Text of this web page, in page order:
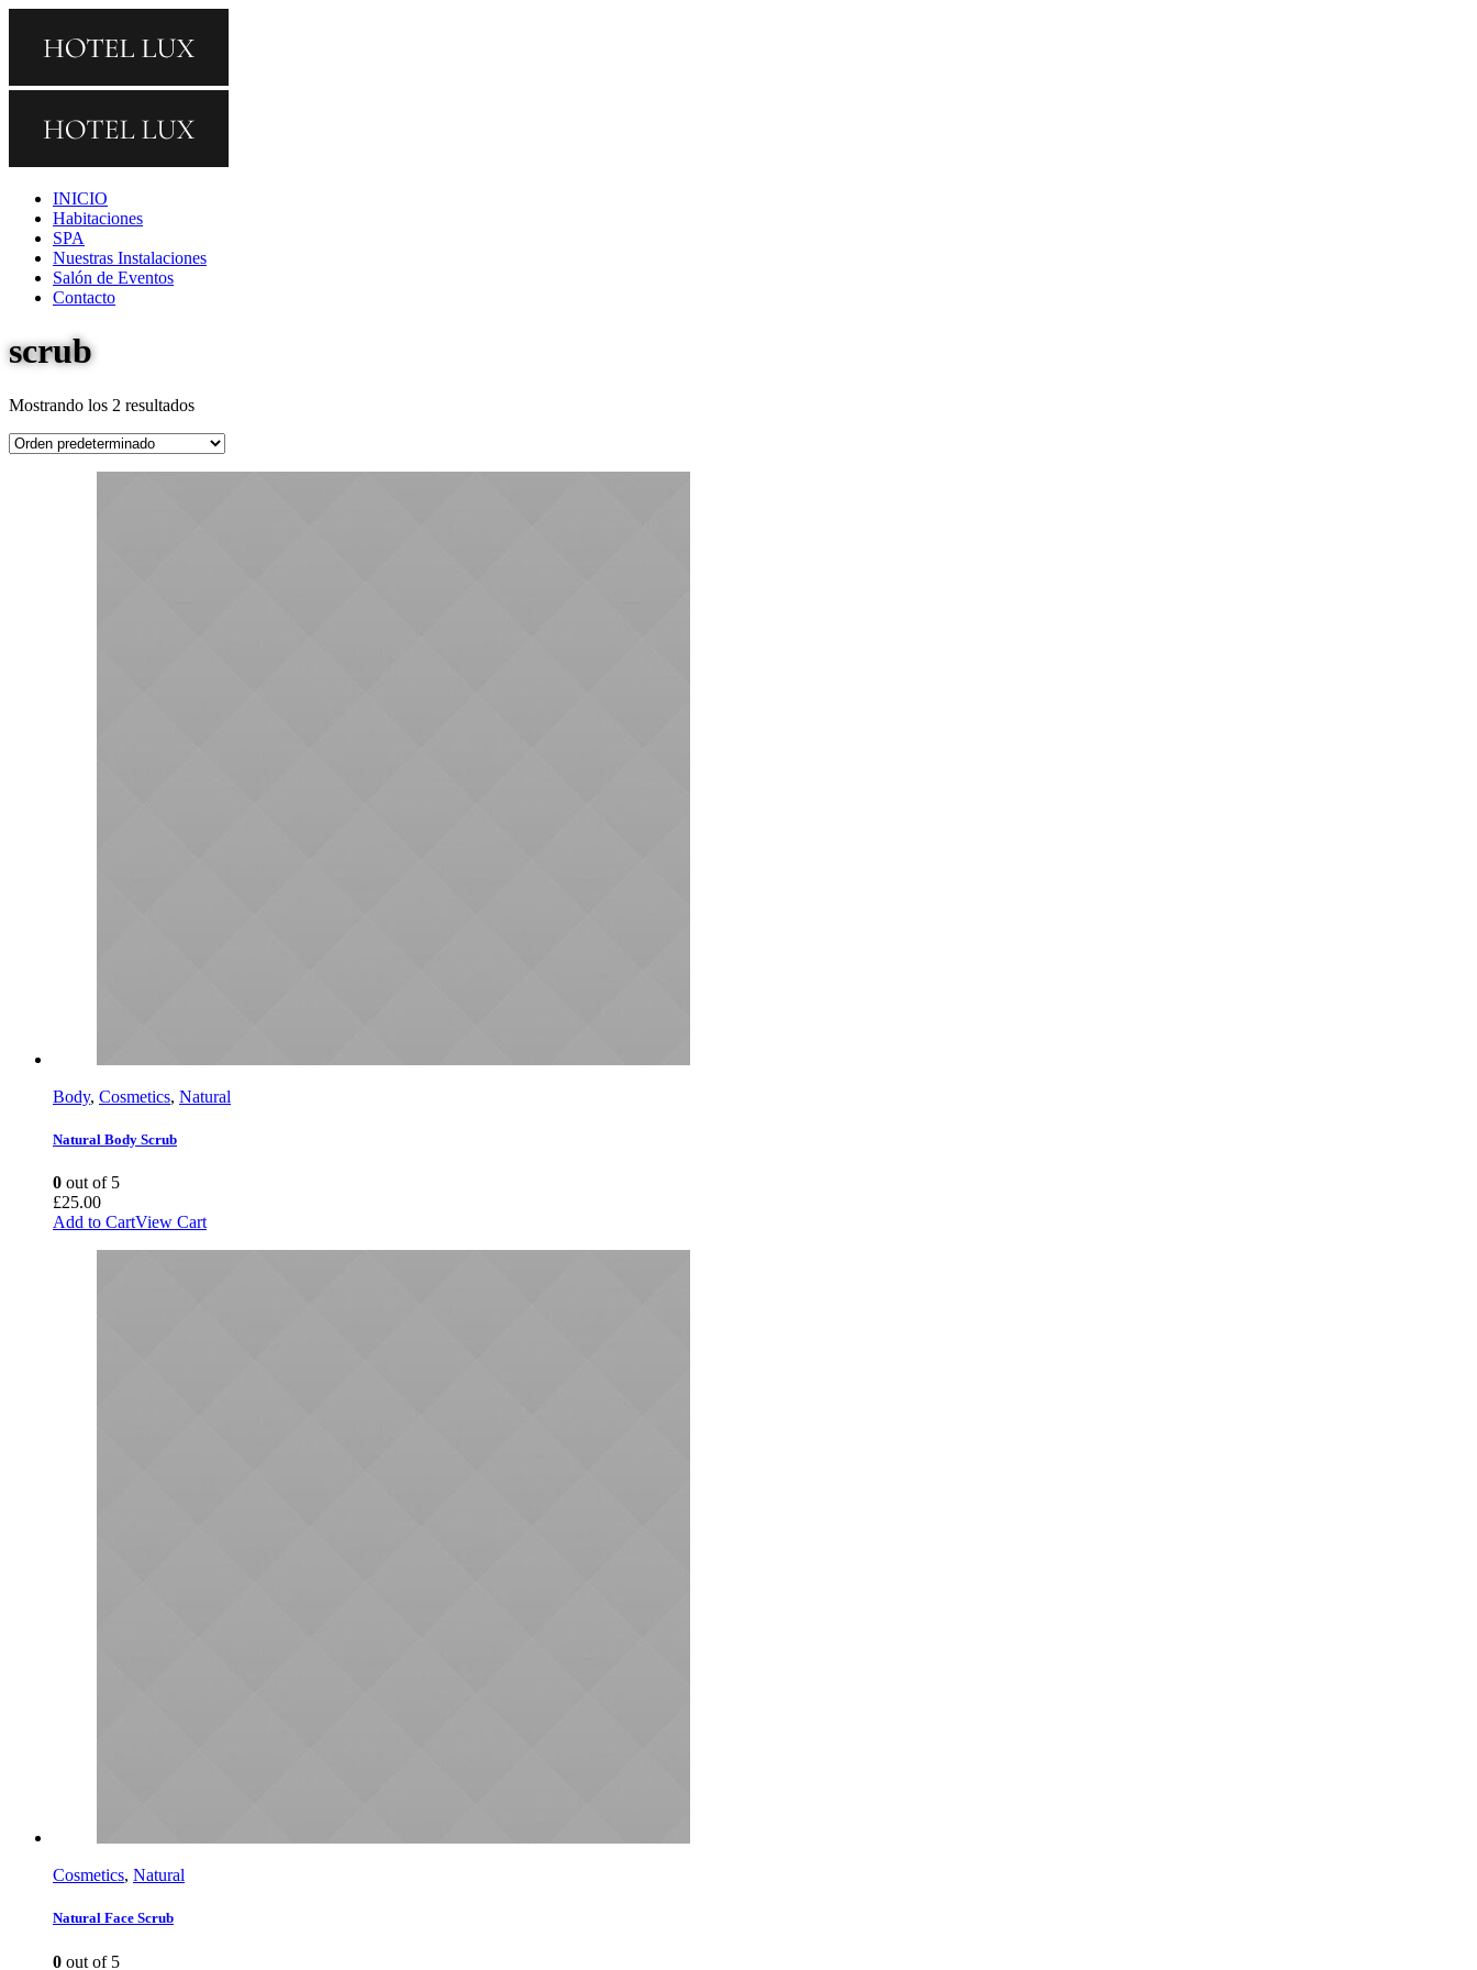
INICIO
Habitaciones
SPA
Nuestras Instalaciones
Salón de Eventos
Contacto
scrub
Mostrando los 2 resultados
Body, Cosmetics, Natural
Natural Body Scrub
0 out of 5
£25.00
Add to CartView Cart
Cosmetics, Natural
Natural Face Scrub
0 out of 5